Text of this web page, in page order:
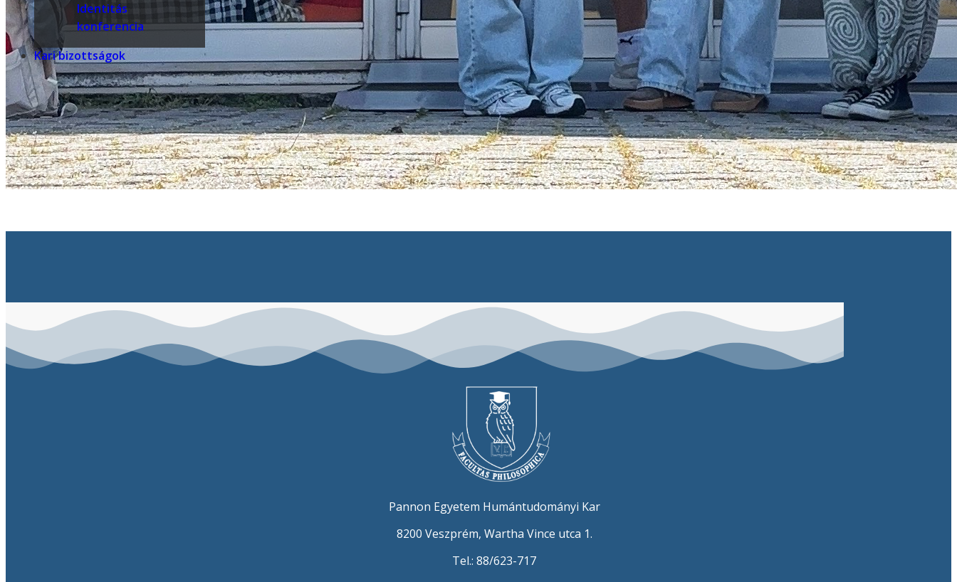
Identitás
konferencia
Kari bizottságok
Pannon Egyetem Humántudományi Kar
8200 Veszprém, Wartha Vince utca 1.
Tel.: 88/623-717